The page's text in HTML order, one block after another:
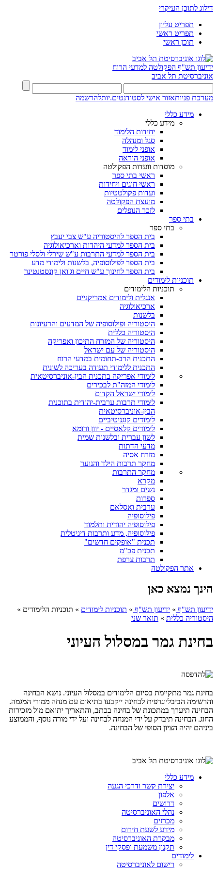
דילוג לתוכן העיקרי
תפריט עליון
תפריט ראשי
תוכן ראשי
ידיעון תש"ף הפקולטה למדעי הרוח
אוניברסיטת תל אביב
מערכת פניותאזור אישי לסטודנטים.יותלהרשמה
מידע כללי
מידע כללי
יחידות הלימוד
סגל ומנהלה
אופני לימוד
אופני הוראה
מוסדות וועדות הפקולטה
ראשי בתי ספר
ראשי חוגים ויחידות
ועדות פקולטטיות
מועצת הפקולטה
לזכר הנופלים
בתי ספר
בתי ספר
בית הספר להיסטוריה ע"ש צבי יעבץ
בית הספר למדעי היהדות וארכיאולוגיה
בית הספר למדעי התרבות ע"ש שירלי ולסלי פורטר
בית הספר לפילוסופיה, בלשנות ולימודי מדע
בית הספר לחינוך ע"ש חיים וג'ואן קונסטנטינר
תוכניות לימודים
תוכניות הלימודים
אנגלית ולימודים אמריקניים
ארכיאולוגיה
בלשנות
היסטוריה ופילוסופיה של המדעים והרעיונות
היסטוריה כללית
היסטוריה של המזרח התיכון ואפריקה
היסטוריה של עם ישראל
התכנית הרב-תחומית במדעי הרוח
התכנית ללימודי תעודה בעריכה לשונית
לימודי אפריקה בתכנית הבין-אוניברסיטאית
לימודי המזה"ת לבכירים
לימודי ישראל הקדום
לימודי תרבות ערבית-יהודית בתוכנית
הבין-אוניברסיטאית
לימודים קוגניטיביים
לימודים קלאסיים - יוון ורומא
לשון עברית ובלשנות שמית
מדעי הדתות
מזרח אסיה
מחקר תרבות הילד והנוער
מחקר התרבות
מקרא
נשים ומגדר
ספרות
ערבית ואסלאם
פילוסופיה
פילוסופיה יהודית ותלמוד
פילוסופיה, מדע ותרבות דיגיטלית
תכנית "אופקים חדשים"
תכנית פכ"מ
תרבות צרפת
אתר הפקולטה
הינך נמצא כאן
ידיעון תש"ף » ידיעון תש"ף » תוכניות לימודים » תוכניות הלימודים »
היסטוריה כללית » תואר שני
בחינת גמר במסלול העיוני
בחינת גמר מתקיימת בסיום הלימודים במסלול העיוני. נושא הבחינה
והרשימה הביבליוגרפית לבחינה ייקבעו בתיאום עם מנחה ממורי המגמה.
הבחינה תיערך במתכונת של בחינה בכתב, והתאריך יתואם מול מזכירות
החוג. הבחינה תיבדק על ידי המנחה לבחינה ועל ידי מורה נוסף, והממוצע
ביניהם יהיה הציון הסופי של הבחינה.
מידע כללי
יצירת קשר ודרכי הגעה
אלפון
דרושים
נהלי האוניברסיטה
מכרזים
מידע לשעת חירום
מבקרת האוניברסיטה
תקנון משמעת ופסקי דין
לימודים
רישום לאוניברסיטה